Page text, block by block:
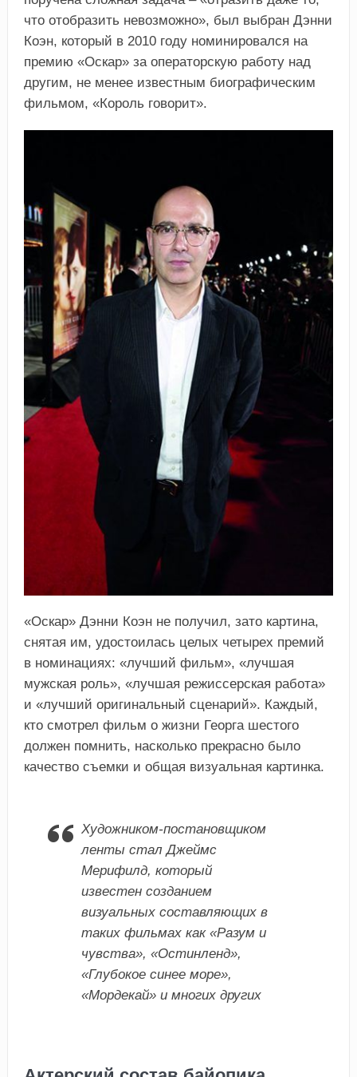
что отобразить невозможно», был выбран Дэнни
Коэн, который в 2010 году номинировался на
премию «Оскар» за операторскую работу над
другим, не менее известным биографическим
фильмом, «Король говорит».
«Оскар» Дэнни Коэн не получил, зато картина,
снятая им, удостоилась целых четырех премий
в номинациях: «лучший фильм», «лучшая
мужская роль», «лучшая режиссерская работа»
и «лучший оригинальный сценарий». Каждый,
кто смотрел фильм о жизни Георга шестого
должен помнить, насколько прекрасно было
качество съемки и общая визуальная картинка.
Художником-постановщиком
ленты стал Джеймс
Мерифилд, который
известен созданием
визуальных составляющих в
таких фильмах как «Разум и
чувства», «Остинленд»,
«Глубокое синее море»,
«Мордекай» и многих других